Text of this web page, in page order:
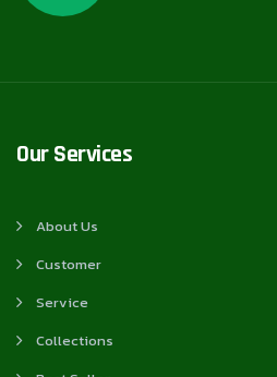
Our Services
About Us
Customer
Service
Collections